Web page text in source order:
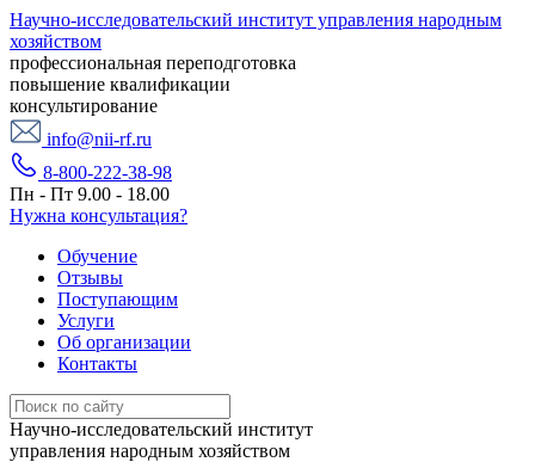
Научно-исследовательский институт управления народным
хозяйством
профессиональная переподготовка
повышение квалификации
консультирование
info@nii-rf.ru
8-800-222-38-98
Пн - Пт 9.00 - 18.00
Нужна консультация?
Обучение
Отзывы
Поступающим
Услуги
Об организации
Контакты
Научно-исследовательский институт
управления народным хозяйством